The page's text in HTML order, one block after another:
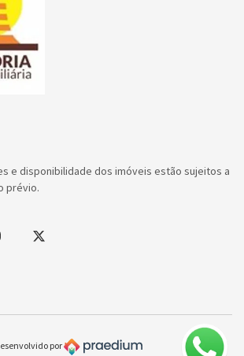
e disponibilidade dos imóveis estão sujeitos a
prévio.
Twitter
por